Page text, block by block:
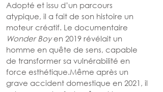
Adopté et issu d’un parcours
atypique, il a fait de son histoire un
moteur créatif. Le documentaire
Wonder Boy en 2019 révélait un
homme en quête de sens, capable
de transformer sa vulnérabilité en
force esthétique.Même après un
grave accident domestique en 2021, il